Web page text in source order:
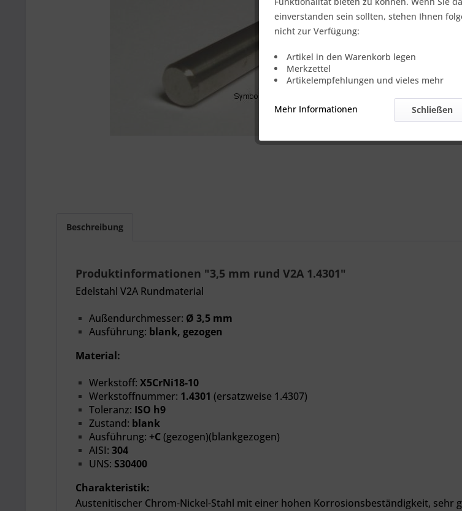
Beschreibung
Produktinformationen "3,5 mm rund V2A 1.4301"
Edelstahl V2A Rundmaterial
Außendurchmesser: Ø 3,5 mm
Ausführung: blank, gezogen
Material:
Werkstoff: X5CrNi18-10
Werkstoffnummer: 1.4301 (ersatzweise 1.4307)
Toleranz: ISO h9
Zustand: blank
Ausführung: +C(gezogen)(blankgezogen)
AISI: 304
UNS: S30400
Charakteristik:
Austenitischer Chrom-Nickel-Stahl mit einer hohen Korrosionsbeständigkeit,
einverstanden sein sollten, stehen Ihnen
nicht zur Verfügung:
Artikel in den Warenkorb legen
Merkzettel
Artikelempfehlungen und vieles mehr
Mehr Informationen Schließen